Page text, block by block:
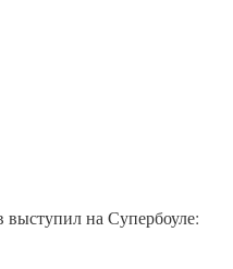
выступил на Супербоуле: